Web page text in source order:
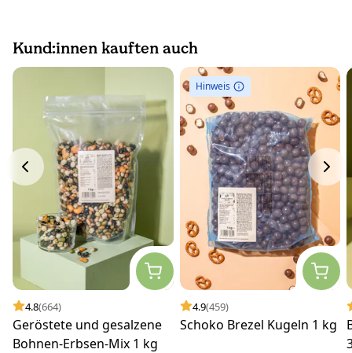
Kund:innen kauften auch
4.8(664)
Geröstete und gesalzene
Bohnen-Erbsen-Mix 1 kg
Hinweis
4.9(459)
Schoko Brezel Kugeln 1 kg